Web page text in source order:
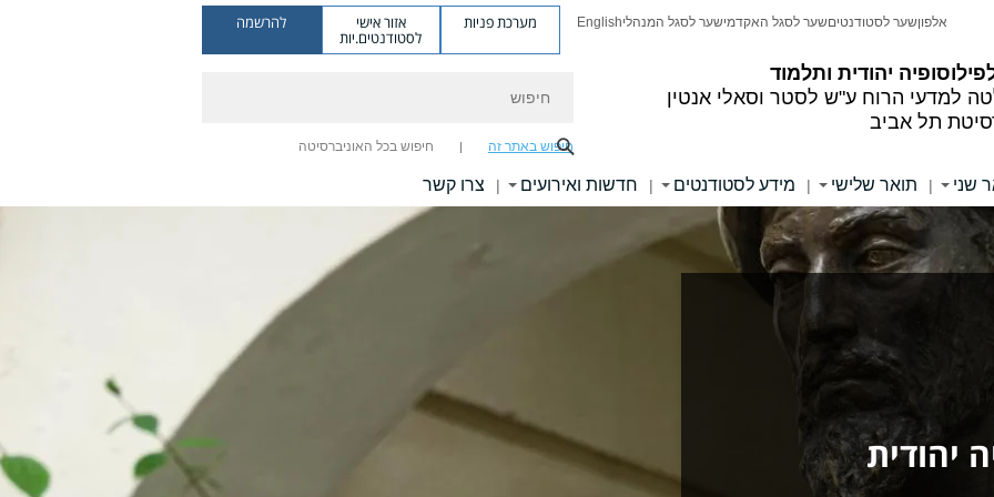
יהודית ותלמוד
למדעי הרוח ע"ש לסטר וסאלי אנטין
תל אביב
אלפוןשער לסטודנטיםשער לסגל האקדמישער לסגל המנהליEnglish מערכת פניות אזור אישי
לסטודנטים.יות
להרשמה
חיפוש באתר זה חיפוש בכל האוניברסיטה
שני | תואר שלישי | מידע לסטודנטים | חדשות ואירועים | צרו קשר
יהודית